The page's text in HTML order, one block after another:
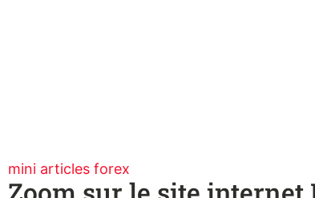
mini articles forex